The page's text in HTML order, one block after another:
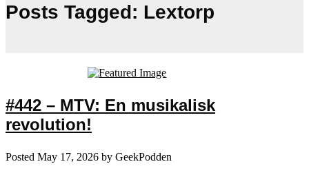
Posts Tagged: Lextorp
#442 – MTV: En musikalisk
revolution!
Posted May 17, 2026 by GeekPodden